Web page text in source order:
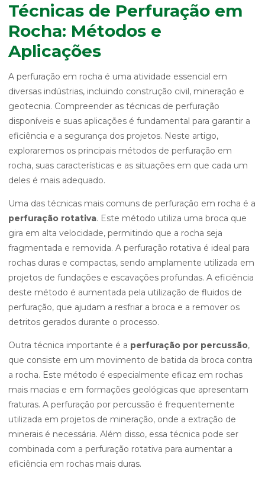
Técnicas de Perfuração em
Rocha: Métodos e
Aplicações
A perfuração em rocha é uma atividade essencial em
diversas indústrias, incluindo construção civil, mineração e
geotecnia. Compreender as técnicas de perfuração
disponíveis e suas aplicações é fundamental para garantir a
eficiência e a segurança dos projetos. Neste artigo,
exploraremos os principais métodos de perfuração em
rocha, suas características e as situações em que cada um
deles é mais adequado.
Uma das técnicas mais comuns de perfuração em rocha é a
perfuração rotativa. Este método utiliza uma broca que
gira em alta velocidade, permitindo que a rocha seja
fragmentada e removida. A perfuração rotativa é ideal para
rochas duras e compactas, sendo amplamente utilizada em
projetos de fundações e escavações profundas. A eficiência
deste método é aumentada pela utilização de fluidos de
perfuração, que ajudam a resfriar a broca e a remover os
detritos gerados durante o processo.
Outra técnica importante é a perfuração por percussão,
que consiste em um movimento de batida da broca contra
a rocha. Este método é especialmente eficaz em rochas
mais macias e em formações geológicas que apresentam
fraturas. A perfuração por percussão é frequentemente
utilizada em projetos de mineração, onde a extração de
minerais é necessária. Além disso, essa técnica pode ser
combinada com a perfuração rotativa para aumentar a
eficiência em rochas mais duras.